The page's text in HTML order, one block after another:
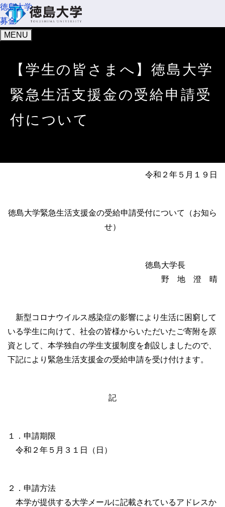
徳島大学
募金
MENU
【学生の皆さまへ】徳島大学
緊急生活支援金の受給申請受
付について
令和２年５月１９日
徳島大学緊急生活支援金の受給申請受付について（お知ら
せ）
徳島大学長
野 地 澄 晴
新型コロナウイルス感染症の影響により生活に困窮して
いる学生に向けて、社会の皆様からいただいたご寄附を原
資として、本学独自の学生支援制度を創設しましたので、
下記により緊急生活支援金の受給申請を受け付けます。
記
１．申請期限
令和２年５月３１日（日）
２．申請方法
本学が提供する大学メールに記載されているアドレスか